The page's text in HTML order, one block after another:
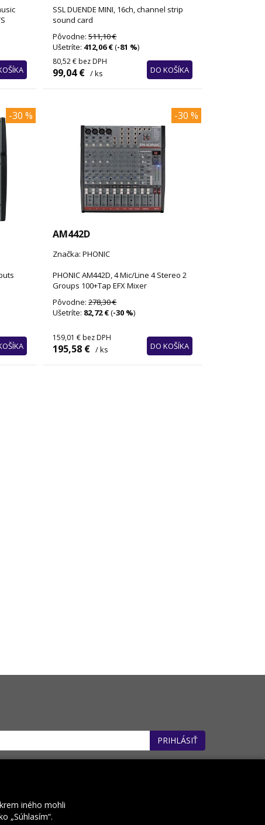
SSL DUENDE MINI, 16ch, channel strip
sound card
Pôvodne:511,10 €
Ušetríte: 412,06 €(-81 %)
80,52 € bez DPH
99,04 € / ks DO KOŠÍKA
-30 % -30 %
AM442D
Značka: PHONIC
PHONIC AM442D, 4 Mic/Line 4 Stereo 2
Groups 100+Tap EFX Mixer
Pôvodne:278,30 €
Ušetríte: 82,72 €(-30 %)
159,01 € bez DPH
195,58 € / ks DO KOŠÍKA
PRIHLÁSIŤ
Kontakt
iného mohli
„Súhlasím“.